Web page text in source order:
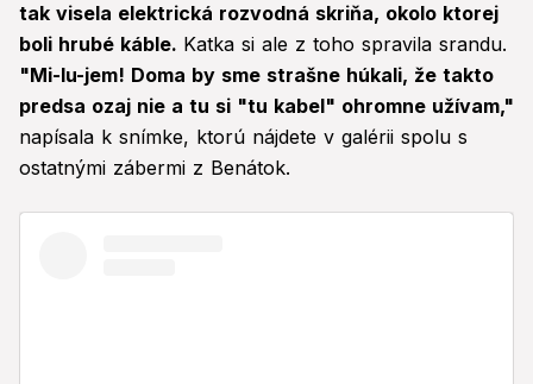
tak visela elektrická rozvodná skriňa, okolo ktorej
boli hrubé káble. Katka si ale z toho spravila srandu.
"Mi-lu-jem! Doma by sme strašne húkali, že takto
predsa ozaj nie a tu si "tu kabel" ohromne užívam,"
napísala k snímke, ktorú nájdete v galérii spolu s
ostatnými zábermi z Benátok.